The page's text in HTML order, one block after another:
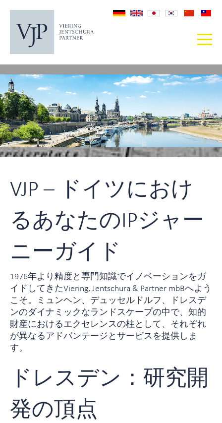
VJP – ドイツにおけ
るあなたのIPジャー
ニーガイド
1976年より精度と専門知識でイノベーションをガ
イドしてきたViering, Jentschura & Partner mbBへよう
こそ。ミュンヘン、デュッセルドルフ、ドレスデ
ンのダイナミックなランドスケープの中で、知的
財産におけるエクセレンスの柱として、それぞれ
が異なるアドバンテージとサービスを提供しま
す。
ドレスデン：研究開
発の頂点